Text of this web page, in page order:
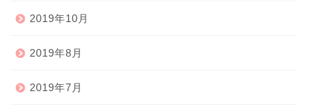
2019年10月
2019年8月
2019年7月